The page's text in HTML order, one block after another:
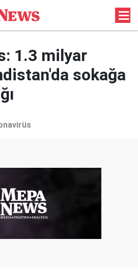
1.3 milyar
sokağa